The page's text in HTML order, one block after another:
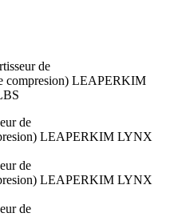
de
compresion) LEAPERKIM